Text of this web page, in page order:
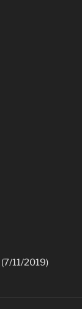
(7/11/2019)